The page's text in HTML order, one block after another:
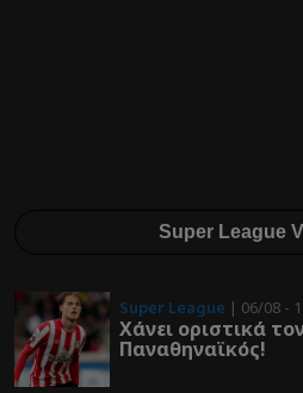
Super League
Super League | 06/08 -
Χάνει οριστικά
Παναθηναϊκός!